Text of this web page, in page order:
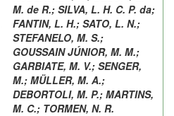
M. de R.; SILVA, L. H. C. P. da;
FANTIN, L. H.; SATO, L. N.;
STEFANELO, M. S.;
GOUSSAIN JÚNIOR, M. M.;
GARBIATE, M. V.; SENGER,
M.; MÜLLER, M. A.;
DEBORTOLI, M. P.; MARTINS,
M. C.; TORMEN, N. R.